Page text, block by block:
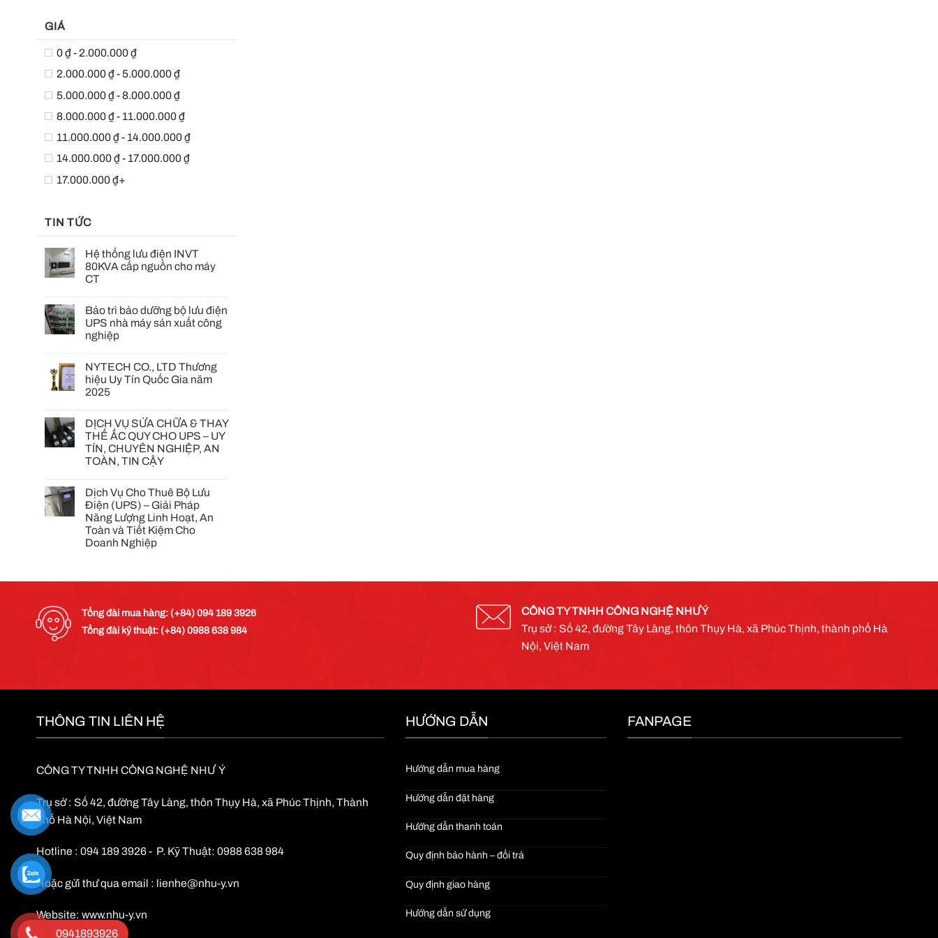
GIÁ
0 ₫ - 2.000.000 ₫
2.000.000 ₫ - 5.000.000 ₫
5.000.000 ₫ - 8.000.000 ₫
8.000.000 ₫ - 11.000.000 ₫
11.000.000 ₫ - 14.000.000 ₫
14.000.000 ₫ - 17.000.000 ₫
17.000.000 ₫+
TIN TỨC
Hệ thống lưu điện INVT
80KVA cấp nguồn cho máy
CT
Bảo trì bảo dưỡng bộ lưu điện
UPS nhà máy sản xuất công
nghiệp
NYTECH CO., LTD Thương
hiệu Uy Tín Quốc Gia năm
2025
DỊCH VỤ SỬA CHỮA & THAY
THẾ ẮC QUY CHO UPS – UY
TÍN, CHUYÊN NGHIỆP, AN
TOÀN, TIN CẬY
Dịch Vụ Cho Thuê Bộ Lưu
Điện (UPS) – Giải Pháp
Năng Lượng Linh Hoạt, An
Toàn và Tiết Kiệm Cho
Doanh Nghiệp
Tổng đài mua hàng: (+84) 094 189 3926
Tổng đài kỹ thuật: (+84) 0988 638 984
CÔNG TY TNHH CÔNG NGHỆ NHƯ Ý
Trụ sở : Số 42, đường Tây Làng, thôn Thụy Hà, xã Phúc Thịnh, thành phố Hà
Nội, Việt Nam
THÔNG TIN LIÊN HỆ
CÔNG TY TNHH CÔNG NGHỆ NHƯ Ý
Trụ sở : Số 42, đường Tây Làng, thôn Thụy Hà, xã Phúc Thịnh, Thành
phố Hà Nội, Việt Nam
Hotline : 094 189 3926 - P. Kỹ Thuật: 0988 638 984
Hoặc gửi thư qua email : lienhe@nhu-y.vn
Website: www.nhu-y.vn
HƯỚNG DẪN
Hướng dẫn mua hàng
Hướng dẫn đặt hàng
Hướng dẫn thanh toán
Quy định bảo hành – đổi trả
Quy định giao hàng
Hướng dẫn sử dụng
FANPAGE
0941893926